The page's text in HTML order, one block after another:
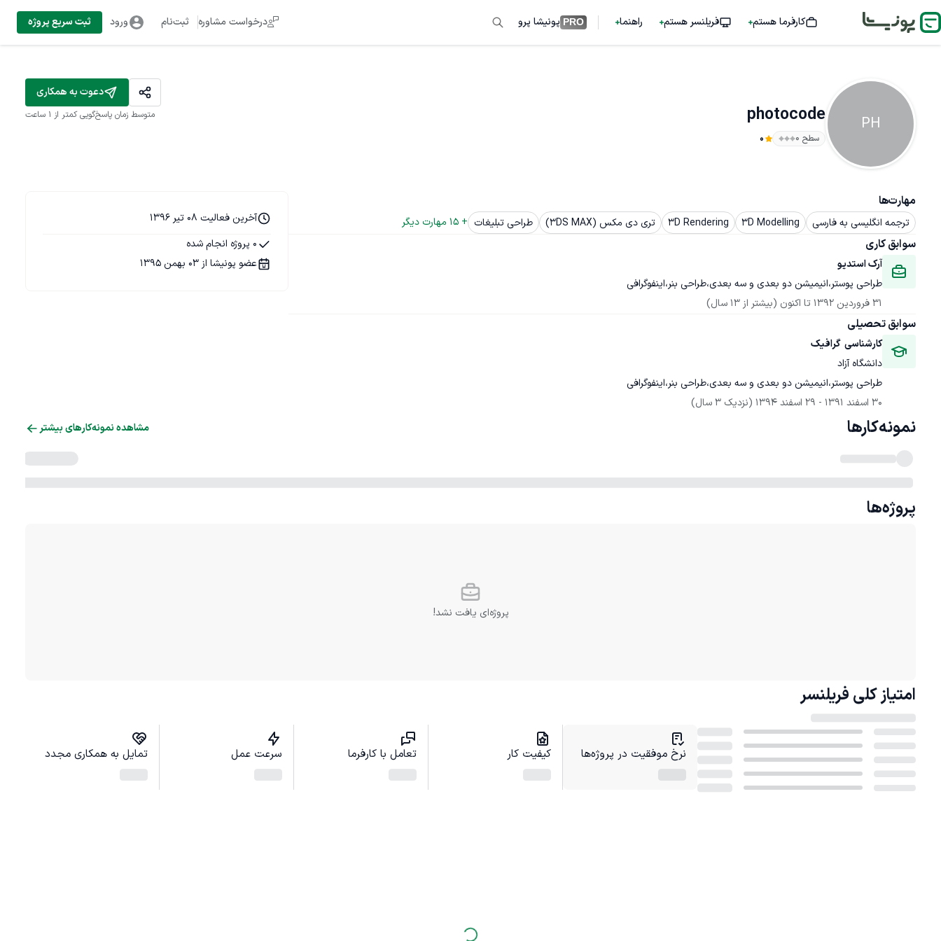
کارفرما هستم فریلنسر هستم راهنما PRO پونیشا پرو درخواست مشاوره ثبت‌نام ورود ثبت سریع پروژه
PH
photocode
سطح ۰ 0
دعوت به همکاری
متوسط زمان پاسخ‌گویی کمتر از 1 ساعت
مهارت‌ها
ترجمه انگلیسی به فارسی 3D Modelling
3D Rendering تری دی مکس (3DS MAX) طراحی تبلیغات +
15 مهارت دیگر
سوابق کاری
آرک استدیو
طراحی پوستر،انیمیشن دو بعدی و سه بعدی،طراحی بنر،اینفوگرافی
31 فروردین 1392
تا اکنون (بیشتر از 13 سال)
سوابق تحصیلی
کارشناسی  گرافیک
دانشگاه آزاد
طراحی پوستر،انیمیشن دو بعدی و سه بعدی،طراحی بنر،اینفوگرافی
30 اسفند 1391
- 29 اسفند 1394 (نزدیک 3 سال)
آخرین فعالیت 08 تیر 1396
0 پروژه انجام شده
عضو پونیشا از 03 بهمن 1395
نمونه‌کارها مشاهده نمونه‌کارهای بیشتر
پروژه‌ها
پروژه‌ای یافت نشد!
امتیاز کلی فریلنسر
نرخ موفقیت در پروژه‌ها کیفیت کار تعامل با کارفرما سرعت عمل تمایل به همکاری مجدد